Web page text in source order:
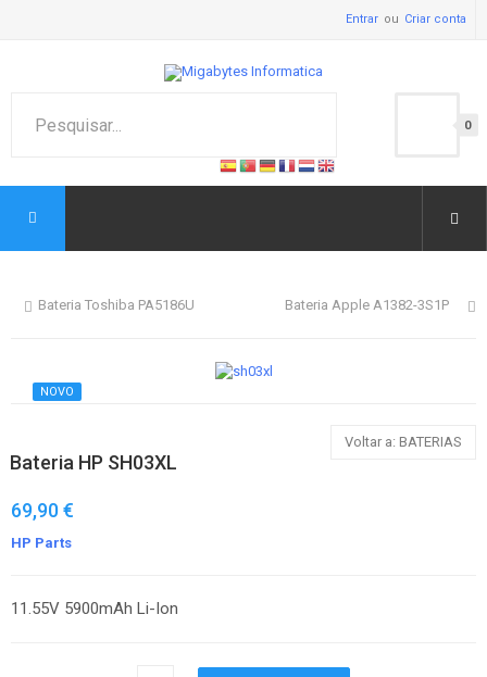
Entrar Criar conta
0
Bateria Toshiba PA5186U Bateria Apple A1382-3S1P
NOVO
Voltar a: BATERIAS
Bateria HP SH03XL
69,90 €
HP Parts
11.55V 5900mAh Li-Ion